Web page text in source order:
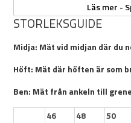
Skötselråd:
30 °C fintvätt/ullprogram
Tvätta separat
Läs mer -
STORLEKSGUIDE
Midja: Mät vid midjan där du
Höft: Mät där höften är som
Ben: Mät från ankeln till
46
48
50